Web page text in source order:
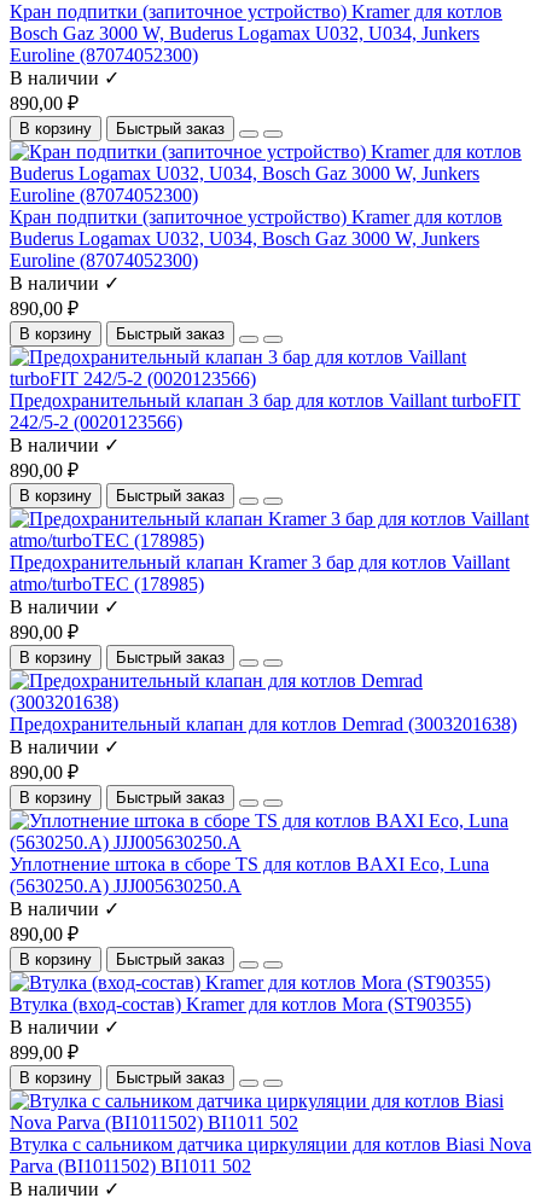
Кран подпитки (запиточное устройство) Kramer для котлов
Bosch Gaz 3000 W, Buderus Logamax U032, U034, Junkers
Euroline (87074052300)
В наличии ✓
890,00 ₽
В корзину Быстрый заказ
Кран подпитки (запиточное устройство) Kramer для котлов
Buderus Logamax U032, U034, Bosch Gaz 3000 W, Junkers
Euroline (87074052300)
В наличии ✓
890,00 ₽
В корзину Быстрый заказ
Предохранительный клапан 3 бар для котлов Vaillant turboFIT
242/5-2 (0020123566)
В наличии ✓
890,00 ₽
В корзину Быстрый заказ
Предохранительный клапан Kramer 3 бар для котлов Vaillant
atmo/turboTEC (178985)
В наличии ✓
890,00 ₽
В корзину Быстрый заказ
Предохранительный клапан для котлов Demrad (3003201638)
В наличии ✓
890,00 ₽
В корзину Быстрый заказ
Уплотнение штока в сборе TS для котлов BAXI Eco, Luna
(5630250.A) JJJ005630250.A
В наличии ✓
890,00 ₽
В корзину Быстрый заказ
Втулка (вход-состав) Kramer для котлов Mora (ST90355)
В наличии ✓
899,00 ₽
В корзину Быстрый заказ
Втулка с сальником датчика циркуляции для котлов Biasi Nova
Parva (BI1011502) BI1011 502
В наличии ✓